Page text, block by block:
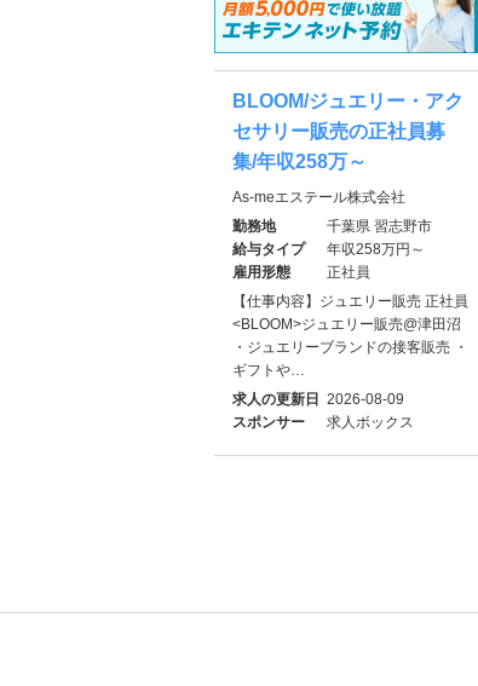
BLOOM/ジュエリー・アク
セサリー販売の正社員募
集/年収258万～
As-meエステール株式会社
勤務地
千葉県 習志野市
給与タイプ
年収258万円～
雇用形態
正社員
【仕事内容】ジュエリー販売 正社員
<BLOOM>ジュエリー販売@津田沼
・ジュエリーブランドの接客販売 ・
ギフトや…
求人の更新日
2026-08-09
スポンサー
求人ボックス